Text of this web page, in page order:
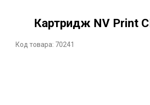
Картридж NV Print
Код товара: 70241